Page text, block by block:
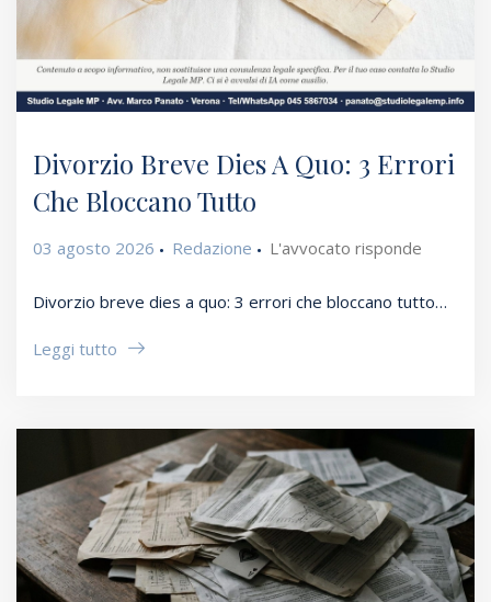
Divorzio Breve Dies A Quo: 3 Errori
Che Bloccano Tutto
03 agosto 2026 Redazione L'avvocato risponde
Divorzio breve dies a quo: 3 errori che bloccano tutto…
Leggi tutto